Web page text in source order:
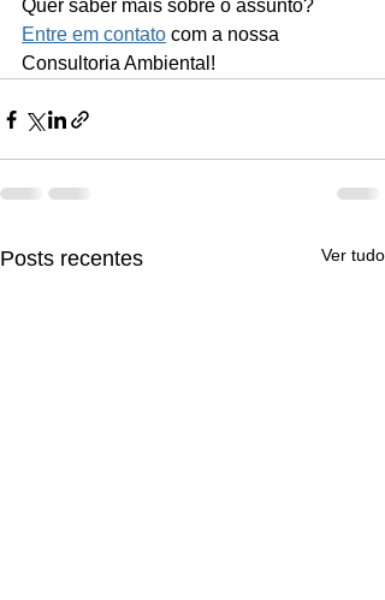
Quer saber mais sobre o assunto?
Entre em contato com a nossa
Consultoria Ambiental!
Posts recentes Ver tudo